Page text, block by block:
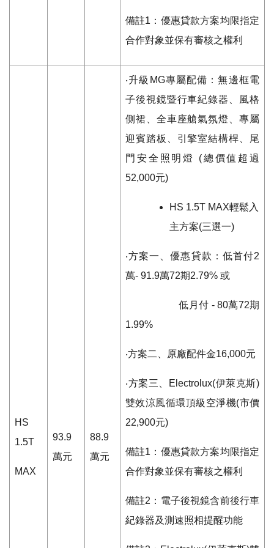
備註1 ：優惠貸款方案均限指定
合作對象並保有審核之權利
HS
1.5T
MAX
93.9
萬元
88.9
萬元
‧升級 MG專屬配備：無邊框電
子後視鏡暨行車紀錄器、風格
側裙、全車座艙氣氛燈、專屬
迎賓踏板、引擎室結構桿、尾
門安全照明燈
(總價值超過
52,000元)
HS 1.5T MAX輕鬆入
主方案(三選一)
‧方案一、優惠貸款：低首付2
萬- 91.9萬72期2.79% 或
低月付 - 80萬72期
1.99%
‧方案二、原廠配件金16,000元
‧方案三、 Electrolux(伊萊克斯)
雙效涼風循環頂級空淨機(市價
22,900元)
備註1 ：優惠貸款方案均限指定
合作對象並保有審核之權利
備註2 ：電子後視鏡含前後行車
紀錄器及測速照相提醒功能